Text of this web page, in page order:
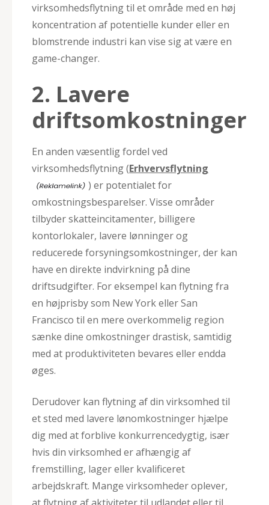
virksomhedsflytning til et område med en høj
koncentration af potentielle kunder eller en
blomstrende industri kan vise sig at være en
game-changer.
2. Lavere
driftsomkostninger
En anden væsentlig fordel ved
virksomhedsflytning (Erhvervsflytning
) er potentialet for
omkostningsbesparelser. Visse områder
tilbyder skatteincitamenter, billigere
kontorlokaler, lavere lønninger og
reducerede forsyningsomkostninger, der kan
have en direkte indvirkning på dine
driftsudgifter. For eksempel kan flytning fra
en højprisby som New York eller San
Francisco til en mere overkommelig region
sænke dine omkostninger drastisk, samtidig
med at produktiviteten bevares eller endda
øges.
Derudover kan flytning af din virksomhed til
et sted med lavere lønomkostninger hjælpe
dig med at forblive konkurrencedygtig, især
hvis din virksomhed er afhængig af
fremstilling, lager eller kvalificeret
arbejdskraft. Mange virksomheder oplever,
at flytning af aktiviteter til udlandet eller til